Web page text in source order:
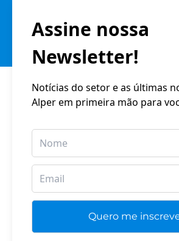
Assine nossa
Newsletter!
Notícias do setor e as últimas
Alper em primeira mão para